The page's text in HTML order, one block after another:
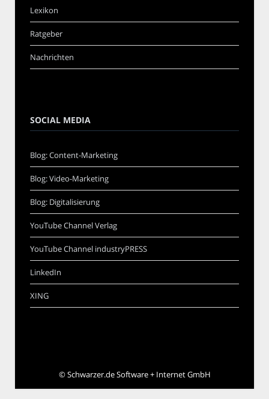
Lexikon
Ratgeber
Nachrichten
SOCIAL MEDIA
Blog: Content-Marketing
Blog: Video-Marketing
Blog: Digitalisierung
YouTube Channel Verlag
YouTube Channel industryPRESS
LinkedIn
XING
©Schwarzer.de Software + Internet GmbH